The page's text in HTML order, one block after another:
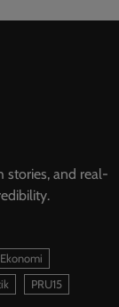
stories, and real-
Ekonomi
PRU15